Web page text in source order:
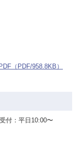
（PDF/958.8KB）
付：平日10:00〜